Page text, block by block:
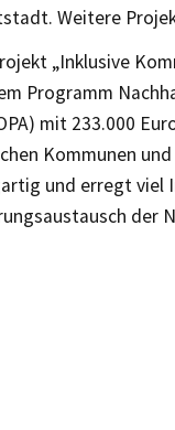
Weitere
„Inklusive
Programm
mit 233.000
Kommunen
und erregt viel
der